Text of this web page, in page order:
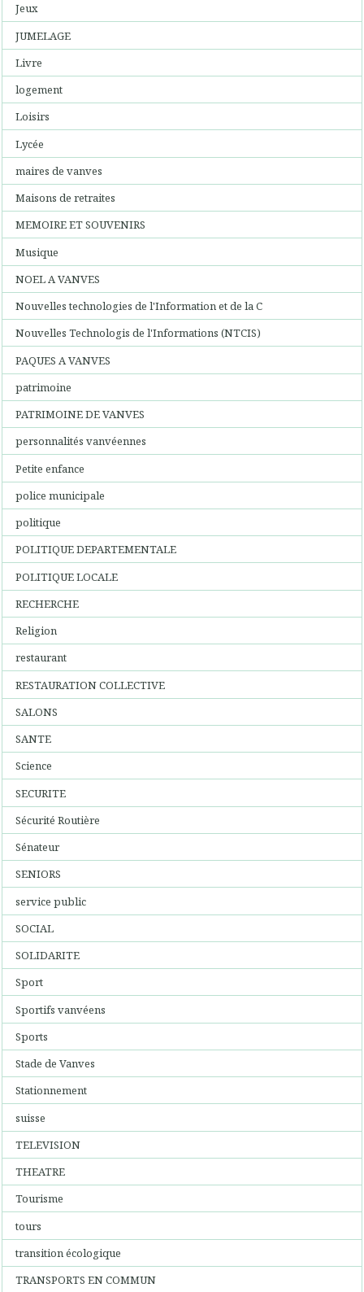
Jeux
JUMELAGE
Livre
logement
Loisirs
Lycée
maires de vanves
Maisons de retraites
MEMOIRE ET SOUVENIRS
Musique
NOEL A VANVES
Nouvelles technologies de l'Information et de la C
Nouvelles Technologis de l'Informations (NTCIS)
PAQUES A VANVES
patrimoine
PATRIMOINE DE VANVES
personnalités vanvéennes
Petite enfance
police municipale
politique
POLITIQUE DEPARTEMENTALE
POLITIQUE LOCALE
RECHERCHE
Religion
restaurant
RESTAURATION COLLECTIVE
SALONS
SANTE
Science
SECURITE
Sécurité Routière
Sénateur
SENIORS
service public
SOCIAL
SOLIDARITE
Sport
Sportifs vanvéens
Sports
Stade de Vanves
Stationnement
suisse
TELEVISION
THEATRE
Tourisme
tours
transition écologique
TRANSPORTS EN COMMUN